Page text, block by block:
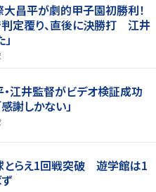
昌平が劇的甲子園初勝利！
定覆り、直後に決勝打 江井
江井監督がビデオ検証成功
謝しかない」
とらえ1回戦突破 遊学館は1